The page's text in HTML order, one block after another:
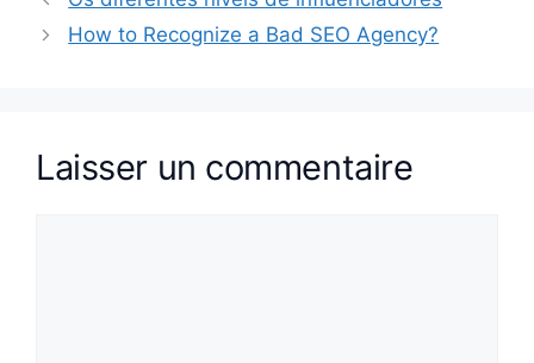
How to Recognize a Bad SEO Agency?
Laisser un commentaire